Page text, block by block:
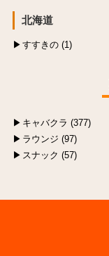
北海道
すすきの (1)
キャバクラ (377)
ラウンジ (97)
スナック (57)